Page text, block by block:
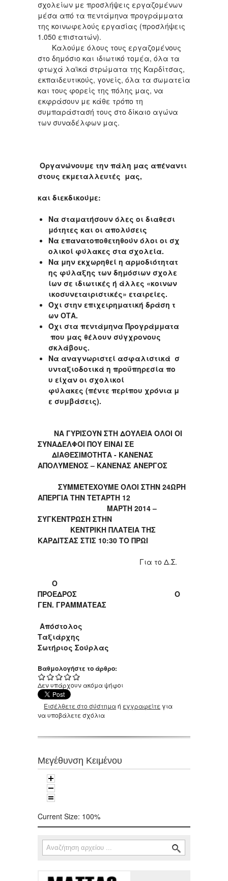
σχολείων με προσλήψεις εργαζομένων
μέσα από τα πεντάμηνα προγράμματα
της κοινωφελούς εργασίας (προσλήψεις
1.050 επιστατών).
Καλούμε όλους τους εργαζομένους
στο δημόσιο και ιδιωτικό τομέα, όλα τα
φτωχά λαϊκά στρώματα της Καρδίτσας,
εκπαιδευτικούς, γονείς, όλα τα σωματεία
και τους φορείς της πόλης μας, να
εκφράσουν με κάθε τρόπο τη
συμπαράστασή τους στο δίκαιο αγώνα
των συναδέλφων μας.
Οργανώνουμε την πάλη μας απέναντι
στους εκμεταλλευτές μας,
και διεκδικούμε:
Να σταματήσουν όλες οι διαθεσι
μότητες και οι απολύσεις
Να επανατοποθετηθούν όλοι οι σχ
ολικοί φύλακες στα σχολεία.
Να μην εκχωρηθεί η αρμοδιότητατ
ης φύλαξης των δημόσιων σχολε
ίων σε ιδιωτικές ή άλλες «κοινων
ικοσυνεταιριστικές» εταιρείες.
Όχι στην επιχειρηματική δράση τ
ων ΟΤΑ.
Όχι στα πεντάμηνα Προγράμματα
που μας θέλουν σύγχρονους
σκλάβους.
Να αναγνωριστεί ασφαλιστικά σ
υνταξιοδοτικά η προϋπηρεσία πο
υ είχαν οι σχολικοί
φύλακες (πέντε περίπου χρόνια μ
ε συμβάσεις).
ΝΑ ΓΥΡΙΣΟΥΝ ΣΤΗ ΔΟΥΛΕΙΑ ΟΛΟΙ ΟΙ
ΣΥΝΑΔΕΛΦΟΙ ΠΟΥ ΕΙΝΑΙ ΣΕ
ΔΙΑΘΕΣΙΜΟΤΗΤΑ - ΚΑΝΕΝΑΣ
ΑΠΟΛΥΜΕΝΟΣ – ΚΑΝΕΝΑΣ ΑΝΕΡΓΟΣ
ΣΥΜΜΕΤΕΧΟΥΜΕ ΟΛΟΙ ΣΤΗΝ 24ΩΡΗ
ΑΠΕΡΓΙΑ ΤΗΝ ΤΕΤΑΡΤΗ 12
ΜΑΡΤΗ 2014 –
ΣΥΓΚΕΝΤΡΩΣΗ ΣΤΗΝ
ΚΕΝΤΡΙΚΗ ΠΛΑΤΕΙΑ ΤΗΣ
ΚΑΡΔΙΤΣΑΣ ΣΤΙΣ 10:30 ΤΟ ΠΡΩΙ
Για το Δ.Σ.
Ο
ΠΡΟΕΔΡΟΣ Ο
ΓΕΝ. ΓΡΑΜΜΑΤΕΑΣ
Απόστολος
Ταξιάρχης
Σωτήριος Σούρλας
Βαθμολογήστε το άρθρο:
Δεν υπάρχουν ακόμα ψήφοι
Εισέλθετε στο σύστημαή εγγραφείτε για
να υποβάλετε σχόλια
Μεγέθυνση Κειμένου
Current Size: 100%
Φόρμα αναζήτησης
Αναζήτηση